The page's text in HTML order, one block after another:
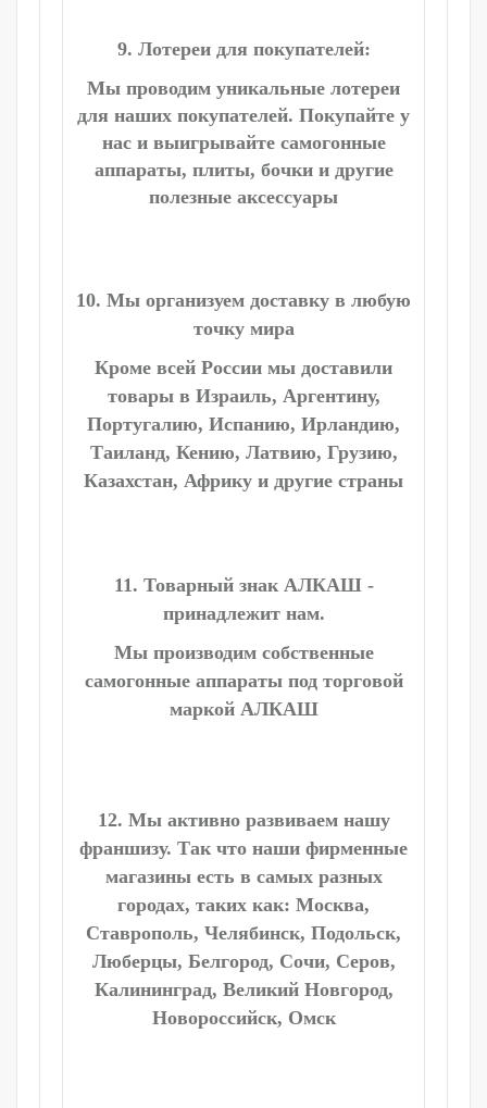
9. Лотереи для покупателей:
Мы проводим уникальные лотереи
для наших покупателей. Покупайте у
нас и выигрывайте самогонные
аппараты, плиты, бочки и другие
полезные аксессуары
10. Мы организуем доставку в любую
точку мира
Кроме всей России мы доставили
товары в Израиль, Аргентину,
Португалию, Испанию, Ирландию,
Таиланд, Кению, Латвию, Грузию,
Казахстан, Африку и другие страны
11. Товарный знак АЛКАШ -
принадлежит нам.
Мы производим собственные
самогонные аппараты под торговой
маркой АЛКАШ
12. Мы активно развиваем нашу
франшизу. Так что наши фирменные
магазины есть в самых разных
городах, таких как: Москва,
Ставрополь, Челябинск, Подольск,
Люберцы, Белгород, Сочи, Серов,
Калининград, Великий Новгород,
Новороссийск, Омск